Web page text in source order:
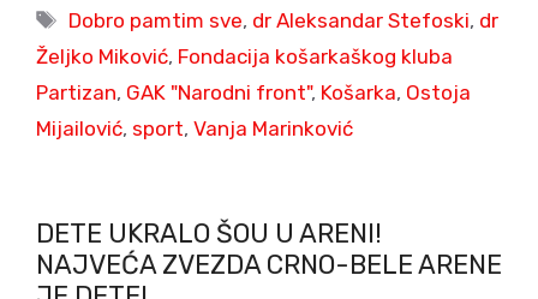
Tags
Dobro pamtim sve, dr Aleksandar Stefoski, dr
Željko Miković, Fondacija košarkaškog kluba
Partizan, GAK "Narodni front", Košarka, Ostoja
Mijailović, sport, Vanja Marinković
DETE UKRALO ŠOU U ARENI!
NAJVEĆA ZVEZDA CRNO-BELE ARENE